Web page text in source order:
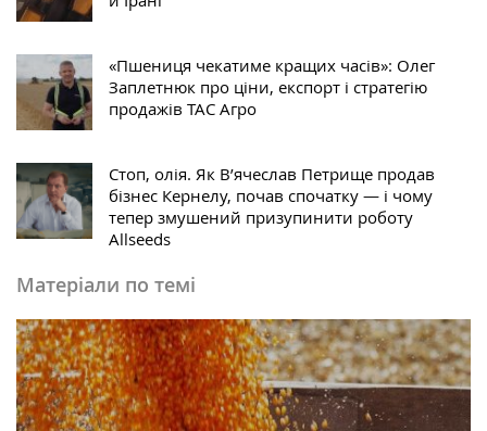
«Пшениця чекатиме кращих часів»: Олег
Заплетнюк про ціни, експорт і стратегію
продажів ТАС Агро
Стоп, олія. Як В’ячеслав Петрище продав
бізнес Кернелу, почав спочатку — і чому
тепер змушений призупинити роботу
Allseeds
Матеріали по темі